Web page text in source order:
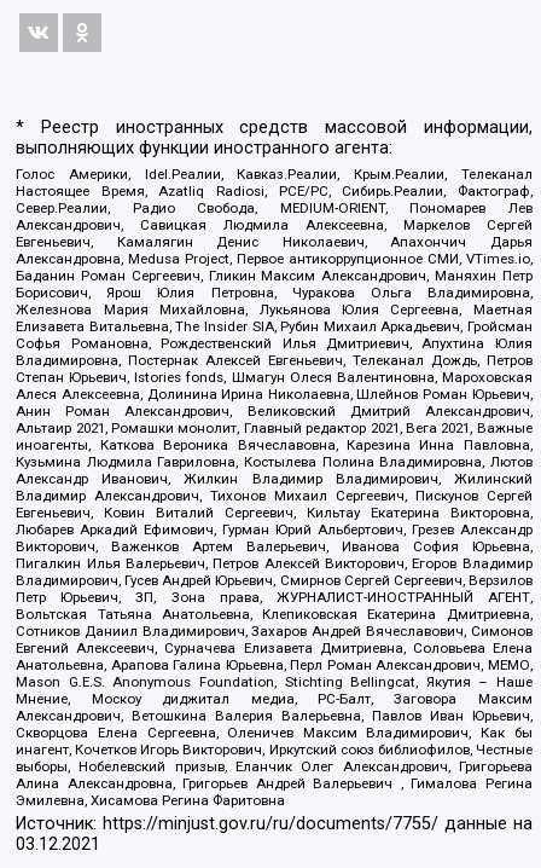
* Реестр иностранных средств массовой информации,
выполняющих функции иностранного агента:
Голос Америки, Idel.Реалии, Кавказ.Реалии, Крым.Реалии, Телеканал
Настоящее Время, Azatliq Radiosi, PCE/PC, Сибирь.Реалии, Фактограф,
Север.Реалии, Радио Свобода, MEDIUM-ORIENT, Пономарев Лев
Александрович, Савицкая Людмила Алексеевна, Маркелов Сергей
Евгеньевич, Камалягин Денис Николаевич, Апахончич Дарья
Александровна, Medusa Project, Первое антикоррупционное СМИ, VTimes.io,
Баданин Роман Сергеевич, Гликин Максим Александрович, Маняхин Петр
Борисович, Ярош Юлия Петровна, Чуракова Ольга Владимировна,
Железнова Мария Михайловна, Лукьянова Юлия Сергеевна, Маетная
Елизавета Витальевна, The Insider SIA, Рубин Михаил Аркадьевич, Гройсман
Софья Романовна, Рождественский Илья Дмитриевич, Апухтина Юлия
Владимировна, Постернак Алексей Евгеньевич, Телеканал Дождь, Петров
Степан Юрьевич, Istories fonds, Шмагун Олеся Валентиновна, Мароховская
Алеся Алексеевна, Долинина Ирина Николаевна, Шлейнов Роман Юрьевич,
Анин Роман Александрович, Великовский Дмитрий Александрович,
Альтаир 2021, Ромашки монолит, Главный редактор 2021, Вега 2021, Важные
иноагенты, Каткова Вероника Вячеславовна, Карезина Инна Павловна,
Кузьмина Людмила Гавриловна, Костылева Полина Владимировна, Лютов
Александр Иванович, Жилкин Владимир Владимирович, Жилинский
Владимир Александрович, Тихонов Михаил Сергеевич, Пискунов Сергей
Евгеньевич, Ковин Виталий Сергеевич, Кильтау Екатерина Викторовна,
Любарев Аркадий Ефимович, Гурман Юрий Альбертович, Грезев Александр
Викторович, Важенков Артем Валерьевич, Иванова София Юрьевна,
Пигалкин Илья Валерьевич, Петров Алексей Викторович, Егоров Владимир
Владимирович, Гусев Андрей Юрьевич, Смирнов Сергей Сергеевич, Верзилов
Петр Юрьевич, ЗП, Зона права, ЖУРНАЛИСТ-ИНОСТРАННЫЙ АГЕНТ,
Вольтская Татьяна Анатольевна, Клепиковская Екатерина Дмитриевна,
Сотников Даниил Владимирович, Захаров Андрей Вячеславович, Симонов
Евгений Алексеевич, Сурначева Елизавета Дмитриевна, Соловьева Елена
Анатольевна, Арапова Галина Юрьевна, Перл Роман Александрович, МЕМО,
Mason G.E.S. Anonymous Foundation, Stichting Bellingcat, Якутия – Наше
Мнение, Москоу диджитал медиа, РС-Балт, Заговора Максим
Александрович, Ветошкина Валерия Валерьевна, Павлов Иван Юрьевич,
Скворцова Елена Сергеевна, Оленичев Максим Владимирович, Как бы
инагент, Кочетков Игорь Викторович, Иркутский союз библиофилов, Честные
выборы, Нобелевский призыв, Еланчик Олег Александрович, Григорьева
Алина Александровна, Григорьев Андрей Валерьевич , Гималова Регина
Эмилевна, Хисамова Регина Фаритовна
Источник: https://minjust.gov.ru/ru/documents/7755/ данные на
03.12.2021